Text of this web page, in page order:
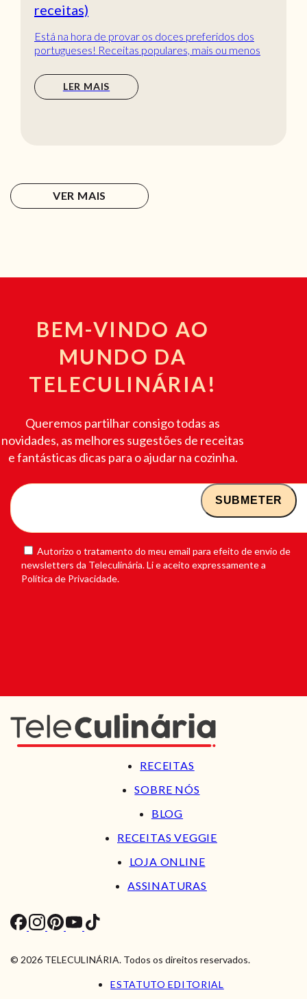
receitas)
Está na hora de provar os doces preferidos dos
portugueses! Receitas populares, mais ou menos
LER MAIS
VER MAIS
BEM-VINDO AO
MUNDO DA
TELECULINÁRIA!
Queremos partilhar consigo todas as
novidades, as melhores sugestões de receitas
e fantásticas dicas para o ajudar na cozinha.
Autorizo o tratamento do meu email para efeito de envio de
newsletters da Teleculinária. Li e aceito expressamente a
Política de Privacidade.
RECEITAS
SOBRE NÓS
BLOG
RECEITAS VEGGIE
LOJA ONLINE
ASSINATURAS
© 2026 TELECULINÁRIA. Todos os direitos reservados.
ESTATUTO EDITORIAL